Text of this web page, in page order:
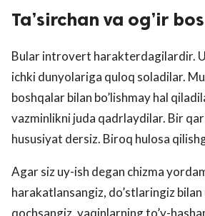
Ta’sirchan va og’ir
Bular introvert harakterdagilardir.
ichki dunyolariga quloq soladilar.
boshqalar bilan bo’lishmay hal
vazminlikni juda qadrlaydilar. Bir
hususiyat dersiz. Biroq hulosa
Agar siz uy-ish degan chizma
harakatlansangiz, do’stlaringiz